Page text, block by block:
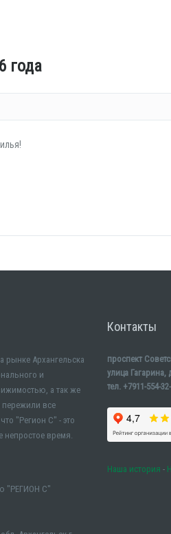
года
рынке Архангельска
и
а так же
все
"Регион С" - это
непростое время.
"РЕГИОН С"
Контакты
проспект
улица Гагарина,
тел. +7911-554-
Наша история -